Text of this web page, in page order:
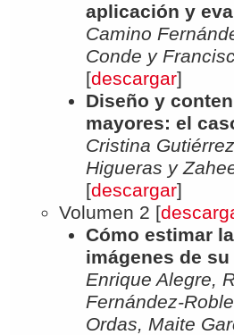
aplicación y
Camino
Conde y
[descargar]
Diseño y
mayores: el
Cristina
Higueras y
[descargar]
Volumen 2 [
Cómo estimar
imágenes de
Enrique Alegre,
Fernández-
Ordas, Maite